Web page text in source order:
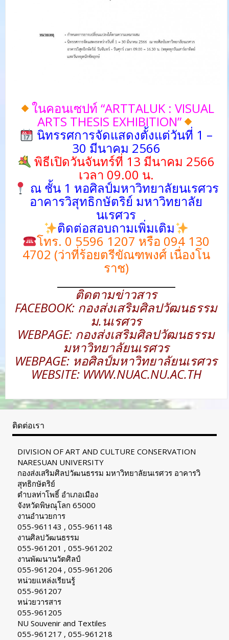
ในคอนเซปท์ “ARTTALUK : VISUAL
ARTS THESIS EXHIBITION”
นิทรรศการจัดแสดงตั้งแต่วันที่ 1 –
30 มีนาคม 2566
พิธีเปิดวันจันทร์ที่ 13 มีนาคม 2566
เวลา 09.00 น.
ณ ชั้น 1 หอศิลป์มหาวิทยาลัยนเรศวร
อาคารวิสุทธิกษัตริย์ มหาวิทยาลัย
นเรศวร
ติดต่อสอบถามเพิ่มเติม
โทร. 0 5596 1207 หรือ 094 130
4702 (ว่าที่ร้อยตรีขัณฑพงศ์ เนื่องโน
ราช)
ติดตามข่าวสาร
FACEBOOK: กองส่งเสริมศิลปวัฒนธรรม
ม.นเรศวร
WEBPAGE: กองส่งเสริมศิลปวัฒนธรรม
มหาวิทยาลัยนเรศวร
WEBPAGE: หอศิลป์มหาวิทยาลัยนเรศวร
WEBSITE: WWW.NUAC.NU.AC.TH
ติดต่อเรา
DIVISION OF ART AND CULTURE CONSERVATION
NARESUAN UNIVERSITY
กองส่งเสริมศิลปวัฒนธรรม มหาวิทยาลัยนเรศวร อาคารวิ
สุทธิกษัตริย์
ตำบลท่าโพธิ์ อำเภอเมือง
จังหวัดพิษณุโลก 65000
งานอำนวยการ
055-961143 , 055-961148
งานศิลปวัฒนธรรม
055-961201 , 055-961202
งานพัฒนานวัตศิลป์
055-961204 , 055-961206
หน่วยแหล่งเรียนรู้
055-961207
หน่วยวารสาร
055-961205
NU Souvenir and Textiles
055-961217 , 055-961218